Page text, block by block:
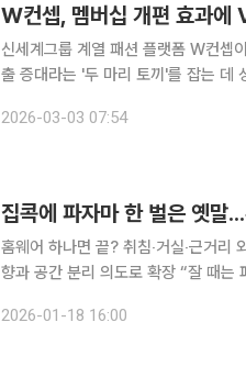
W컨셉, 멤버십 개편 효과
신세계그룹 계열 패션 플랫폼 W컨셉
출 증대라는 '두 마리 토끼'를 잡는 데 성공했다. 3일 W컨셉에 따르면, 지난 1
객 수가 전년 동기 대비 18% 증가했
2026-03-03 07:54
홈웨어 하나면 끝? 취침‧거실‧근거리
향과 공간 분리 의도로 확장 “잘 때는 파자마, 거실 등 공용 생활공간에서 입는 라운지웨어, 편의점
는 걸 좋아하는 만큼 집안 공간과 상
2026-01-18 16:00